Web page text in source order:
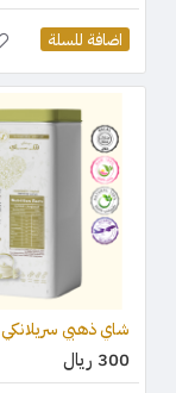
اضافة للسلة
شاي ذهبي سريلانكي 100 جرام
300 ريال